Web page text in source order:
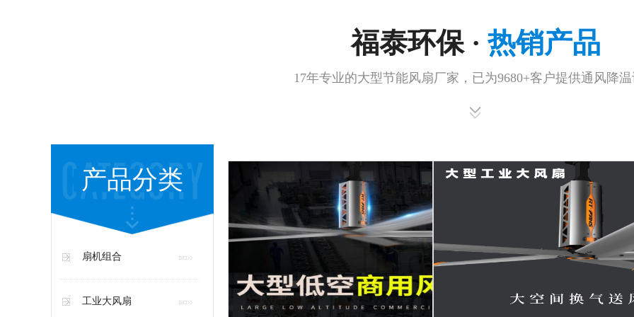
福泰环保 · 热销产品
17年专业的大型节能风扇厂家，已为9680+客户提供通风降
产品分类
扇机组合
工业大风扇